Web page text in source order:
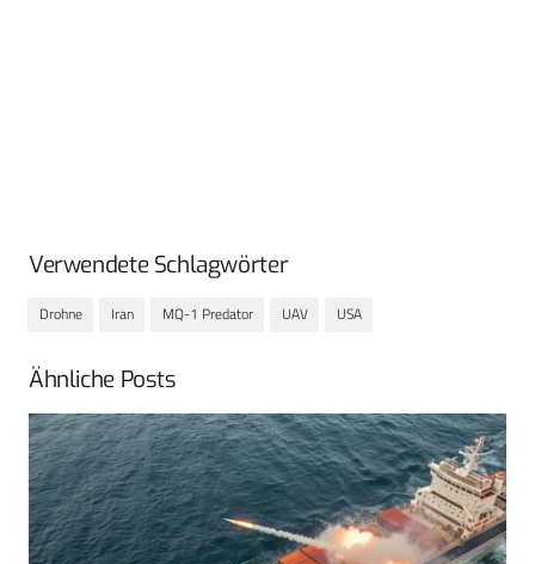
Verwendete Schlagwörter
Drohne Iran MQ-1 Predator UAV USA
Ähnliche Posts